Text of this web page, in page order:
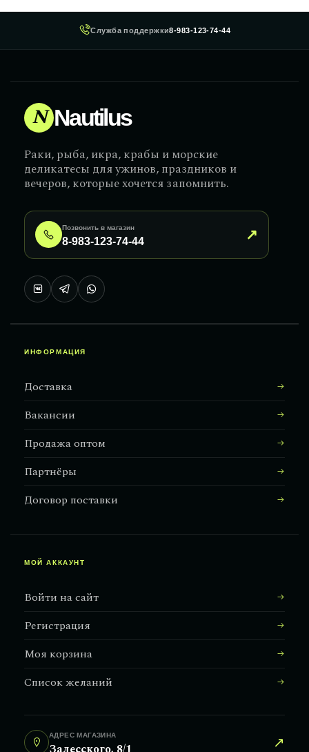
Служба поддержки8-983-123-74-44
N Nautilus
Раки, рыба, икра, крабы и морские
деликатесы для ужинов, праздников и
вечеров, которые хочется запомнить.
Позвонить в магазин
8-983-123-74-44 ↗
ИНФОРМАЦИЯ
Доставка
Вакансии
Продажа оптом
Партнёры
Договор поставки
МОЙ АККАУНТ
Войти на сайт
Регистрация
Моя корзина
Список желаний
АДРЕС МАГАЗИНА ↗